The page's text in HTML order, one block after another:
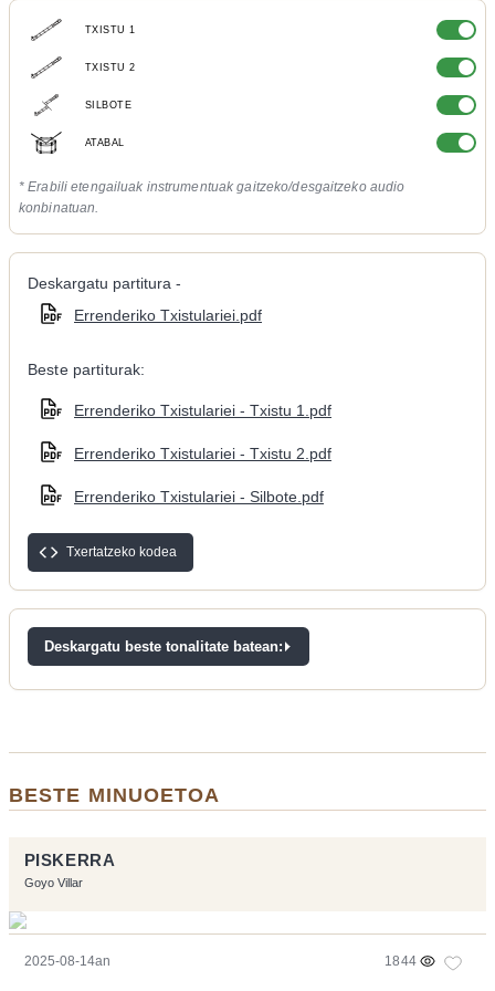
TXISTU 1
TXISTU 2
SILBOTE
ATABAL
* Erabili etengailuak instrumentuak gaitzeko/desgaitzeko audio
konbinatuan.
Deskargatu partitura -
Errenderiko Txistulariei.pdf
Beste partiturak:
Errenderiko Txistulariei - Txistu 1.pdf
Errenderiko Txistulariei - Txistu 2.pdf
Errenderiko Txistulariei - Silbote.pdf
Txertatzeko kodea
Deskargatu beste tonalitate batean:
BESTE MINUOETOA
PISKERRA
Goyo Villar
2025-08-14an 1844